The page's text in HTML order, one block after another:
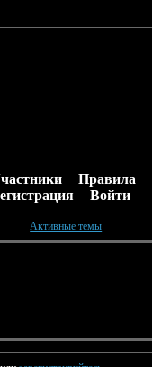
Правила
Войти
Активные темы